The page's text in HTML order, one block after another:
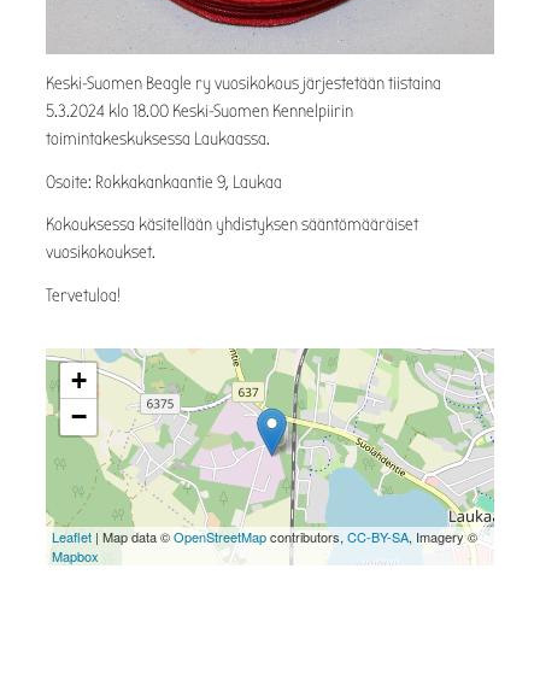
Keski-Suomen Beagle ry vuosikokous järjestetään tiistaina
5.3.2024 klo 18.00 Keski-Suomen Kennelpiirin
toimintakeskuksessa Laukaassa.
Osoite: Rokkakankaantie 9, Laukaa
Kokouksessa käsitellään yhdistyksen sääntömääräiset
vuosikokoukset.
Tervetuloa!
+
−
Leaflet| Map data ©OpenStreetMapcontributors, CC-BY-SA, Imagery ©
Mapbox